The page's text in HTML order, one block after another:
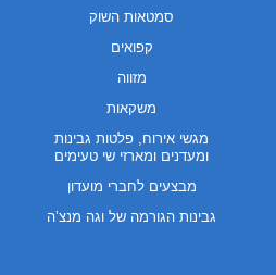
סמטאות השוק
קפואים
מזווה
משקאות
מגשי אירוח, פלטות גבינות
ומעדנים ומארזי שי טעימים
מבצעים לחברי מועדון
גבינות הגורמה של וגה מנצ’ה